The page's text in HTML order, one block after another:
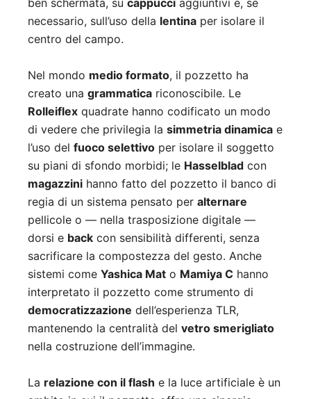
ben schermata, su cappucci aggiuntivi e, se
necessario, sull’uso della lentina per isolare il
centro del campo.
Nel mondo medio formato, il pozzetto ha
creato una grammatica riconoscibile. Le
Rolleiflex quadrate hanno codificato un modo
di vedere che privilegia la simmetria dinamica e
l’uso del fuoco selettivo per isolare il soggetto
su piani di sfondo morbidi; le Hasselblad con
magazzini hanno fatto del pozzetto il banco di
regia di un sistema pensato per alternare
pellicole o — nella trasposizione digitale —
dorsi e back con sensibilità differenti, senza
sacrificare la compostezza del gesto. Anche
sistemi come Yashica Mat o Mamiya C hanno
interpretato il pozzetto come strumento di
democratizzazione dell’esperienza TLR,
mantenendo la centralità del vetro smerigliato
nella costruzione dell’immagine.
La relazione con il flash e la luce artificiale è un